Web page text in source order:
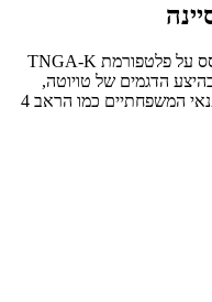
הסיינה הינה מיניוואן משפחתי גדול המתבסס על פלטפורמת TNGA-K
הדגמים של טויוטה,
אפשר לומר שהיא ממוצבת מעל לרכבי הפנאי המשפחתיים כמו הראב 4